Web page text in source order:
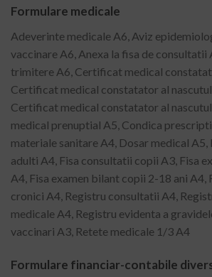
Formulare medicale
Adeverinte medicale A6, Aviz
vaccinare A6, Anexa la fisa de consultatii
trimitere A6, Certificat medical
Certificat medical constatator al
Certificat medical constatator al
medical prenuptial A5, Condica
materiale sanitare A4, Dosar medical A5,
adulti A4, Fisa consultatii copii A3, Fisa
A4, Fisa examen bilant copii 2-18 ani A4,
cronici A4, Registru consultatii A4,
medicale A4, Registru evidenta a
vaccinari A3, Retete medicale 1/3 A4
Formulare financiar-contabile